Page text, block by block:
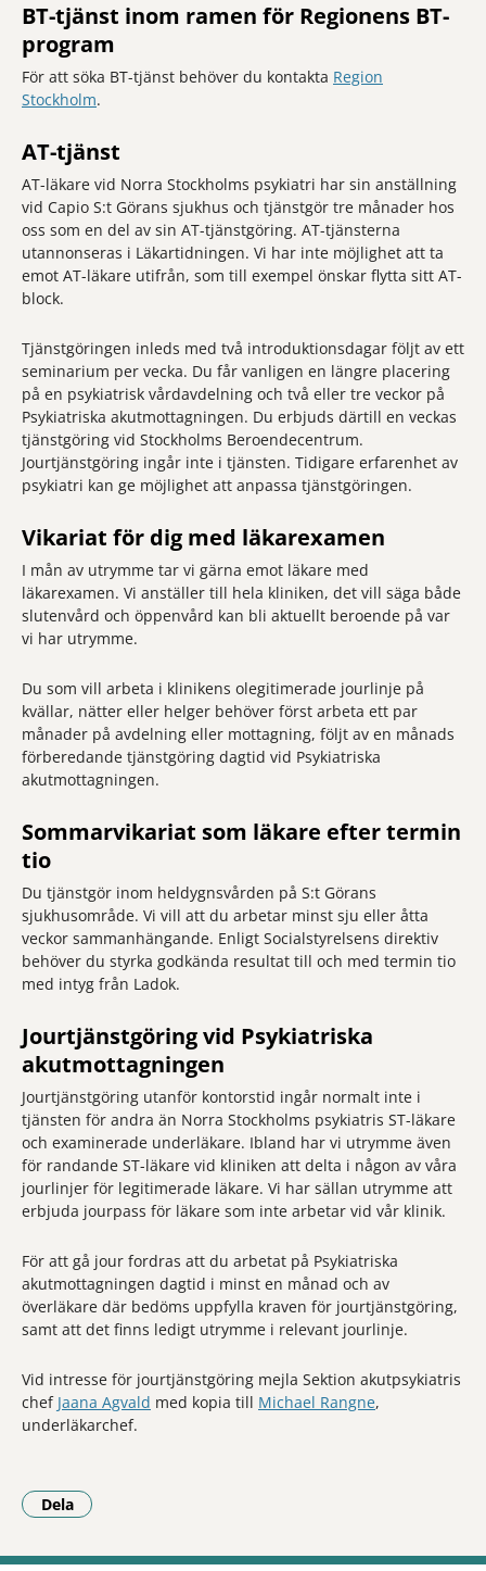
BT-tjänst inom ramen för Regionens BT-
program
För att söka BT-tjänst behöver du kontakta Region
Stockholm.
AT-tjänst
AT-läkare vid Norra Stockholms psykiatri har sin anställning
vid Capio S:t Görans sjukhus och tjänstgör tre månader hos
oss som en del av sin AT-tjänstgöring. AT-tjänsterna
utannonseras i Läkartidningen. Vi har inte möjlighet att ta
emot AT-läkare utifrån, som till exempel önskar flytta sitt AT-
block.
Tjänstgöringen inleds med två introduktionsdagar följt av ett
seminarium per vecka. Du får vanligen en längre placering
på en psykiatrisk vårdavdelning och två eller tre veckor på
Psykiatriska akutmottagningen. Du erbjuds därtill en veckas
tjänstgöring vid Stockholms Beroendecentrum.
Jourtjänstgöring ingår inte i tjänsten. Tidigare erfarenhet av
psykiatri kan ge möjlighet att anpassa tjänstgöringen.
Vikariat för dig med läkarexamen
I mån av utrymme tar vi gärna emot läkare med
läkarexamen. Vi anställer till hela kliniken, det vill säga både
slutenvård och öppenvård kan bli aktuellt beroende på var
vi har utrymme.
Du som vill arbeta i klinikens olegitimerade jourlinje på
kvällar, nätter eller helger behöver först arbeta ett par
månader på avdelning eller mottagning, följt av en månads
förberedande tjänstgöring dagtid vid Psykiatriska
akutmottagningen.
Sommarvikariat som läkare efter termin
tio
Du tjänstgör inom heldygnsvården på S:t Görans
sjukhusområde. Vi vill att du arbetar minst sju eller åtta
veckor sammanhängande. Enligt Socialstyrelsens direktiv
behöver du styrka godkända resultat till och med termin tio
med intyg från Ladok.
Jourtjänstgöring vid Psykiatriska
akutmottagningen
Jourtjänstgöring utanför kontorstid ingår normalt inte i
tjänsten för andra än Norra Stockholms psykiatris ST-läkare
och examinerade underläkare. Ibland har vi utrymme även
för randande ST-läkare vid kliniken att delta i någon av våra
jourlinjer för legitimerade läkare. Vi har sällan utrymme att
erbjuda jourpass för läkare som inte arbetar vid vår klinik.
För att gå jour fordras att du arbetat på Psykiatriska
akutmottagningen dagtid i minst en månad och av
överläkare där bedöms uppfylla kraven för jourtjänstgöring,
samt att det finns ledigt utrymme i relevant jourlinje.
Vid intresse för jourtjänstgöring mejla Sektion akutpsykiatris
chef Jaana Agvald med kopia till Michael Rangne,
underläkarchef.
Dela
- Klicka för att öppna delningsalternativ.